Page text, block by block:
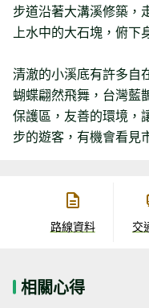
步道沿著大溝溪修築，
上水中的大石塊，俯下
清澈的小溪底有許多自
蝴蝶翩然飛舞，台灣藍
保護區，友善的環境，
步的遊客，有機會看見
路線資料 交
相關心得